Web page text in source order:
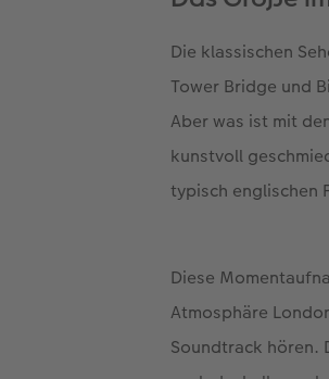
Die klassischen
Tower Bridge und
Aber was ist mit
kunstvoll
typisch englischen
Diese
Atmosphäre
Soundtrack hören.